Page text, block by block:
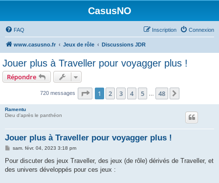
CasusNO
FAQ Connexion
Inscription
www.casusno.fr Jeux de rôle Discussions JDR
Jouer plus à Traveller pour voyagger plus !
Répondre
720 messages Page 1sur48
1 2 3 4 5 48
Ramentu
Dieu d'après le panthéon
Jouer plus à Traveller pour voyagger plus !
M
s
a
sam. févr. 04, 2023 3:18 pm
Pour discuter des jeux Traveller, des jeux (de rôle) dérivés de Traveller, et
des univers développés pour ces jeux :